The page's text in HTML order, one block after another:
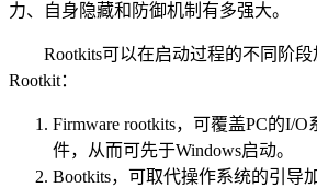
力、自身隐藏和防御机制有多强大。
Rootkits可以在启动过程的不同阶段
Rootkit：
Firmware rootkits，可覆盖PC的I/
件，从而可先于Windows启动。
Bootkits，可取代操作系统的引导